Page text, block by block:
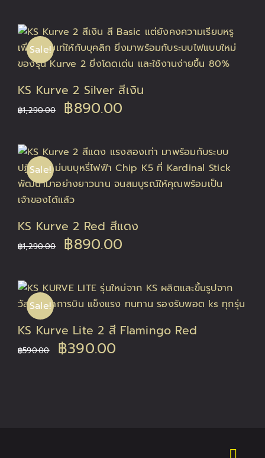
was:
฿1,290.00.
is:
฿890.00.
Sale!
KS Kurve 2 Silver สีเงิน
฿1,290.00
Original
was:
฿1,290.00.
฿890.00
is:
฿890.00.
Sale!
KS Kurve 2 Red สีแดง
฿1,290.00
Original
was:
฿890.00
is:
Sale!
KS Kurve Lite 2 สี Flamingo Red
฿590.00
Original
฿390.00